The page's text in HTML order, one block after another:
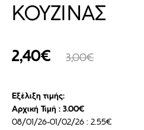
ΚΟΥΖΙΝΑΣ
2,40€ 3,00€
Εξέλιξη τιμής:
Αρχική Τιμή : 3.00€
08/01/26-01/02/26 : 2.55€